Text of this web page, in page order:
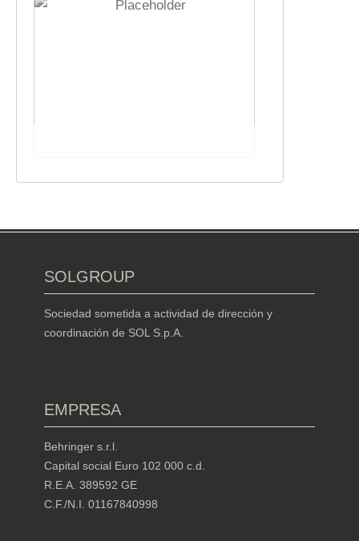
SOLGROUP
Sociedad sometida a actividad de dirección y
coordinación de SOL S.p.A.
EMPRESA
Behringer s.r.l.
Capital social Euro 102 000 c.d.
R.E.A. 389592 GE
C.F./N.I. 01167840998